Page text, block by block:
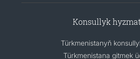
Konsullyk
Türkmenistanyň
Türkmenistana gitmek